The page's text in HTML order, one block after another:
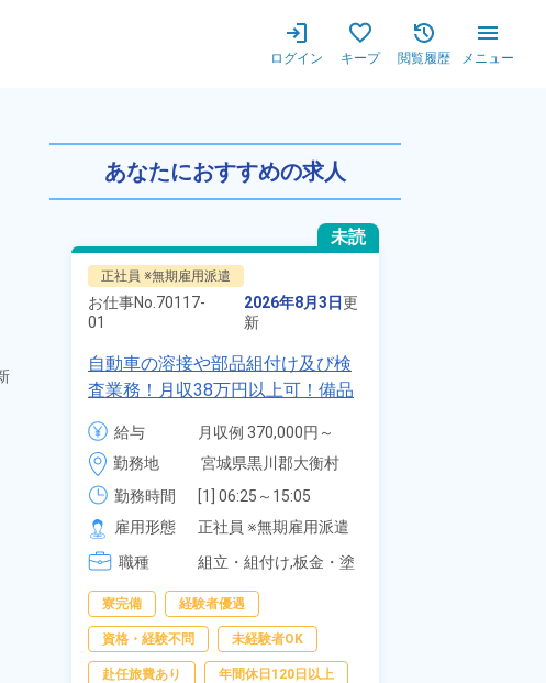
ログイン キープ 閲覧履歴 メニュー
ーク初心者歓迎★20～50代の
あなたにおすすめの求人
未読
正社員 ※無期雇用派遣
お仕事No. 70117-
01
2026年8月3日更
新
自動車の溶接や部品組付け及び検
査業務！月収38万円以上可！備品
付きワンルーム寮完備！赴任旅費
会社負担★人気の土日休み！昇給
＆業績賞与あり！車・バイク通勤
可！無料駐車場あり！カップルで
の応募OK★《宮城県大衡村》
給与
月収例 370,000円～
390,000円
時給 1,700円～1,700円
勤務地
宮城県黒川郡大衡村
周辺
勤務時間
[1] 06:25～15:05
[2] 16:00～00:40
[3] 16:30～01:10
[4] 08:00～16:40
雇用形態
正社員 ※無期雇用派遣
職種
組立・組付け,板金・塗
寮完備 経験者優遇
資格・経験不問 未経験者OK
赴任旅費あり 年間休日120日以上